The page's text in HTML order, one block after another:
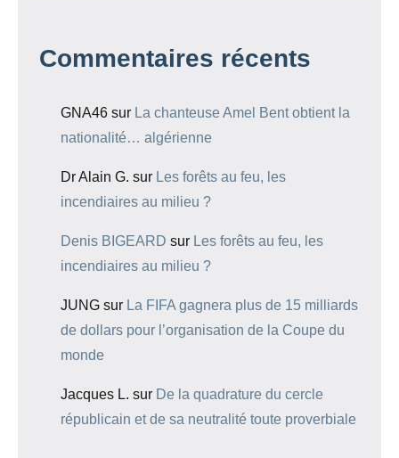
Commentaires récents
GNA46 sur La chanteuse Amel Bent obtient la
nationalité… algérienne
Dr Alain G. sur Les forêts au feu, les
incendiaires au milieu ?
Denis BIGEARD sur Les forêts au feu, les
incendiaires au milieu ?
JUNG sur La FIFA gagnera plus de 15 milliards
de dollars pour l’organisation de la Coupe du
monde
Jacques L. sur De la quadrature du cercle
républicain et de sa neutralité toute proverbiale